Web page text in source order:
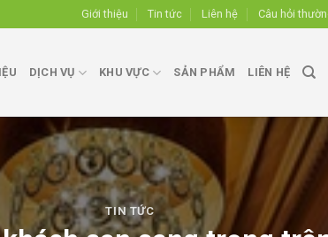
Giới thiệu Tin tức Liên hệ Câu hỏi
DỊCH VỤ KHU VỰC SẢN PHẨM LIÊN HỆ
TIN TỨC